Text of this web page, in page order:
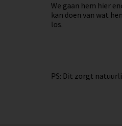
We gaan hem hier
kan doen van wat
los.
PS: Dit zorgt